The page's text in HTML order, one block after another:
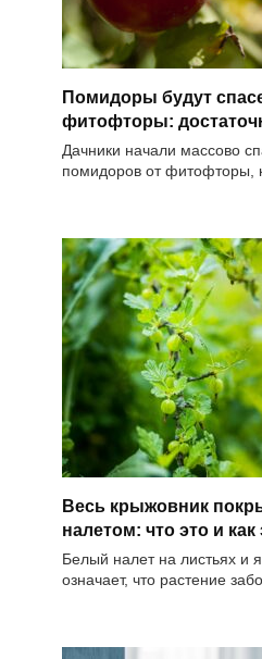
Помидоры будут
фитофторы:
Дачники начали массово
помидоров от фитофторы,
Весь крыжовник
налетом: что это и как
Белый налет на листьях и
означает, что растение